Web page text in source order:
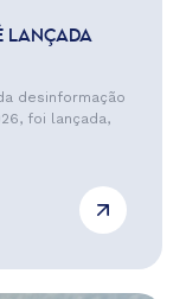
LANÇADA
desinformação
foi lançada,